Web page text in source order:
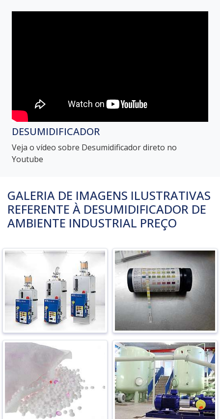
DESUMIDIFICADOR
Veja o vídeo sobre Desumidificador direto no
Youtube
GALERIA DE IMAGENS ILUSTRATIVAS
REFERENTE À DESUMIDIFICADOR DE
AMBIENTE INDUSTRIAL PREÇO